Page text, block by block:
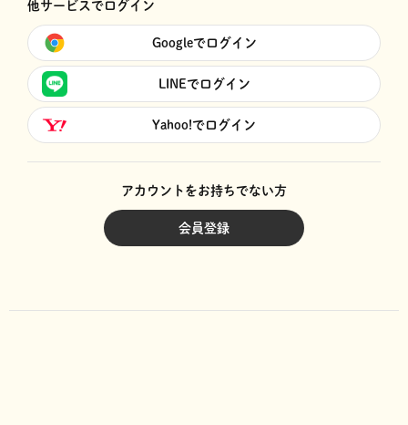
他サービスでログイン
Googleでログイン
LINEでログイン
Yahoo!でログイン
アカウントをお持ちでない方
会員登録